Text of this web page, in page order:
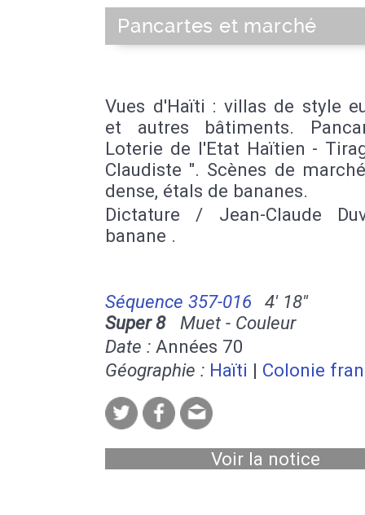
Pancartes et marché
Vues d'Haïti : villas de style
et autres bâtiments.
Loterie de l'Etat Haïtien -
Claudiste ". Scènes de
dense, étals de bananes.
Dictature / Jean-Claude
banane .
Séquence 357-016
4' 18''
Super 8Muet - Couleur
Date : Années 70
Géographie : Haïti | Colonie
Voir la notice